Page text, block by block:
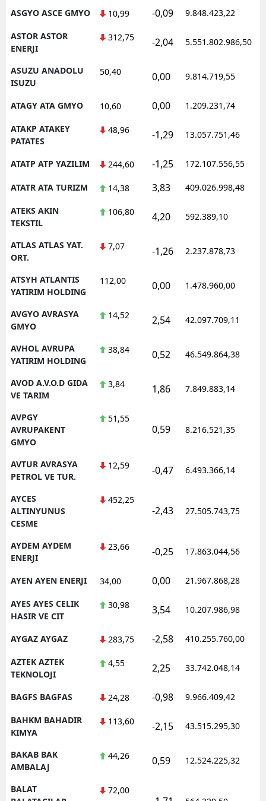
ASGYO ASCE GMYO 10,99 -0,09 9.848.423,22
ASTOR ASTOR
ENERJI
312,75 -2,04 5.551.802.986,50
ASUZU ANADOLU
ISUZU
50,40 0,00 9.814.719,55
ATAGY ATA GMYO 10,60 0,00 1.209.231,74
ATAKP ATAKEY
PATATES
48,96 -1,29 13.057.751,46
ATATP ATP YAZILIM 244,60 -1,25 172.107.556,55
ATATR ATA TURIZM 14,38 3,83 409.026.998,48
ATEKS AKIN
TEKSTIL
106,80 4,20 592.389,10
ATLAS ATLAS YAT.
ORT.
7,07 -1,26 2.237.878,73
ATSYH ATLANTIS
YATIRIM HOLDING
112,00 0,00 1.478.960,00
AVGYO AVRASYA
GMYO
14,52 2,54 42.097.709,11
AVHOL AVRUPA
YATIRIM HOLDING
38,84 0,52 46.549.864,38
AVOD A.V.O.D GIDA
VE TARIM
3,84 1,86 7.849.883,14
AVPGY
AVRUPAKENT
GMYO
51,55
0,59 8.216.521,35
AVTUR AVRASYA
PETROL VE TUR.
12,59 -0,47 6.493.366,14
AYCES
ALTINYUNUS
CESME
452,25
-2,43 27.505.743,75
AYDEM AYDEM
ENERJI
23,66 -0,25 17.863.044,56
AYEN AYEN ENERJI 34,00 0,00 21.967.868,28
AYES AYES CELIK
HASIR VE CIT
30,98 3,54 10.207.986,98
AYGAZ AYGAZ 283,75 -2,58 410.255.760,00
AZTEK AZTEK
TEKNOLOJI
4,55 2,25 33.742.048,14
BAGFS BAGFAS 24,28 -0,98 9.966.409,42
BAHKM BAHADIR
KIMYA
113,60 -2,15 43.515.295,30
BAKAB BAK
AMBALAJ
44,26 0,59 12.524.225,32
BALAT
72,00